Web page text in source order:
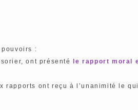
:
ont présenté
le rapport moral
ont reçu à l’unanimité le